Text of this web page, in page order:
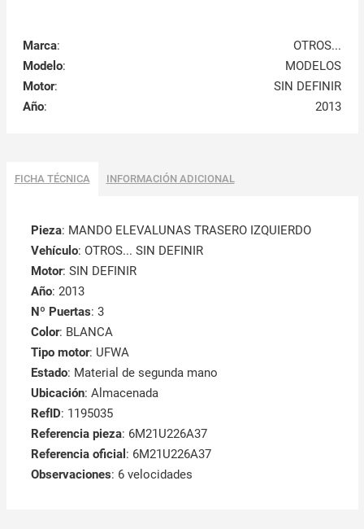
Marca:
OTROS...
Modelo:
MODELOS
Motor:
SIN DEFINIR
Año: 2013
FICHA TÉCNICA INFORMACIÓN ADICIONAL
Pieza: MANDO ELEVALUNAS TRASERO IZQUIERDO
Vehículo: OTROS... SIN DEFINIR
Motor: SIN DEFINIR
Año: 2013
Nº Puertas: 3
Color: BLANCA
Tipo motor: UFWA
Estado: Material de segunda mano
Ubicación: Almacenada
RefID: 1195035
Referencia pieza: 6M21U226A37
Referencia oficial : 6M21U226A37
Observaciones: 6 velocidades